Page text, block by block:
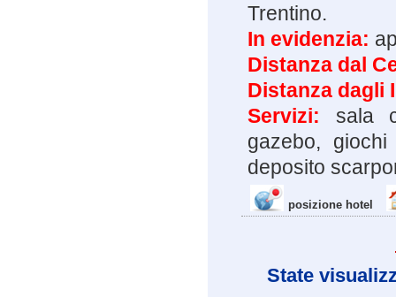
Trentino.
In evidenzia:
Distanza dal
Distanza dagli
Servizi: sala
gazebo,
deposito
posizione hotel
State